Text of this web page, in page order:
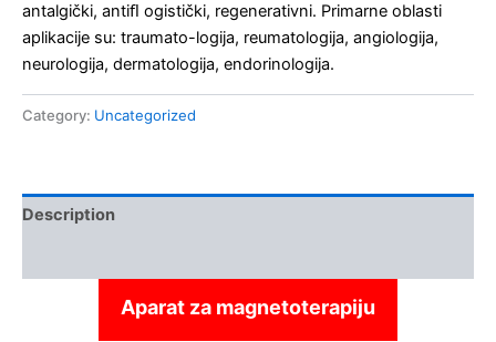
antalgički, antiﬂ ogistički, regenerativni. Primarne oblasti
aplikacije su: traumato-logija, reumatologija, angiologija,
neurologija, dermatologija, endorinologija.
Category: Uncategorized
Description
Aparat za magnetoterapiju